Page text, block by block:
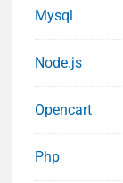
Mysql
Node.js
Opencart
Php